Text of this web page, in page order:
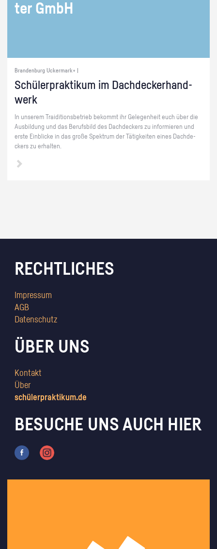
ter GmbH
Brandenburg Uckermark+ |
Schü­ler­prak­ti­kum im Dach­de­ck­er­hand­
werk
In un­se­rem Trai­di­ti­ons­be­trieb be­kommt ihr Ge­le­gen­heit euch über die
Aus­bil­dung und das Be­rufs­bild des Dach­de­ckers zu in­for­mie­ren und
erste Ein­bli­cke in das große Spek­trum der Tä­tig­kei­ten eines Dach­de­
ckers zu er­hal­ten.
RECHTLICHES
Impressum
AGB
Datenschutz
ÜBER UNS
Kontakt
Über
schülerpraktikum.de
BESUCHE UNS AUCH HIER